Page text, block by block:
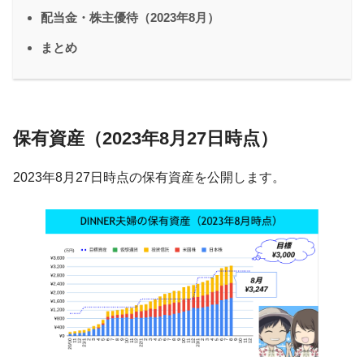
配当金・株主優待（2023年8月）
まとめ
保有資産（2023年8月27日時点）
2023年8月27日時点の保有資産を公開します。